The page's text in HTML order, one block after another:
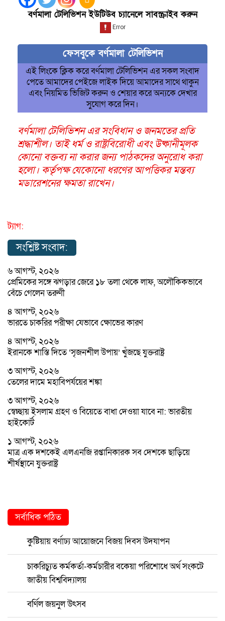
বর্ণমালা টেলিভিশন ইউটিউব চ্যানেলে সাবস্ক্রাইব করুন
ফেসবুকে বর্ণমালা টেলিভিশন
এই লিংকে ক্লিক করে বর্ণমালা টেলিভিশন এর সকল সংবাদ
পেতে আমাদের পেইজে লাইক দিয়ে আমাদের সাথে থাকুন
এবং নিয়মিত ভিজিট করুন ও শেয়ার করে অন্যকে দেখার
সুযোগ করে দিন।
বর্ণমালা টেলিভিশন এর সংবিধান ও জনমতের প্রতি
শ্রদ্ধাশীল। তাই ধর্ম ও রাষ্ট্রবিরোধী এবং উষ্কানীমূলক
কোনো বক্তব্য না করার জন্য পাঠকদের অনুরোধ করা
হলো। কর্তৃপক্ষ যেকোনো ধরণের আপত্তিকর মন্তব্য
মডারেশনের ক্ষমতা রাখেন।
ট্যাগ:
সংশ্লিষ্ট সংবাদ:
৬ আগস্ট, ২০২৬
প্রেমিকের সঙ্গে ঝগড়ার জেরে ১৮ তলা থেকে লাফ, অলৌকিকভাবে
বেঁচে গেলেন তরুণী
৪ আগস্ট, ২০২৬
ভারতে চাকরির পরীক্ষা যেভাবে ক্ষোভের কারণ
৪ আগস্ট, ২০২৬
ইরানকে শাস্তি দিতে ‘সৃজনশীল উপায়’ খুঁজছে যুক্তরাষ্ট্র
৩ আগস্ট, ২০২৬
তেলের দামে মহাবিপর্যয়ের শঙ্কা
৩ আগস্ট, ২০২৬
স্বেচ্ছায় ইসলাম গ্রহণ ও বিয়েতে বাধা দেওয়া যাবে না: ভারতীয়
হাইকোর্ট
১ আগস্ট, ২০২৬
মাত্র এক দশকেই এলএনজি রপ্তানিকারক সব দেশকে ছাড়িয়ে
শীর্ষস্থানে যুক্তরাষ্ট্র
সর্বাধিক পঠিত
কুষ্টিয়ায় বর্ণাঢ্য আয়োজনে বিজয় দিবস উদযাপন
চাকরিচ্যুত কর্মকর্তা-কর্মচারীর বকেয়া পরিশোধে অর্থ সংকটে
জাতীয় বিশ্ববিদ্যালয়
বর্ণিল জয়নুল উৎসব